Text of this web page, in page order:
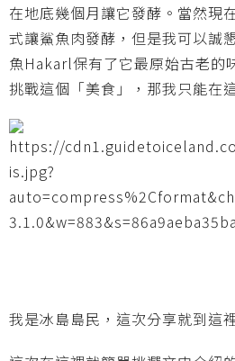
在地底幾個月讓它發酵。當然現
式讓鯊魚肉發酵，但是我可以誠
魚Hakarl保有了它最原始古老的
挑戰這個「美食」，那我只能在
我是冰島島民，這次分享就到這